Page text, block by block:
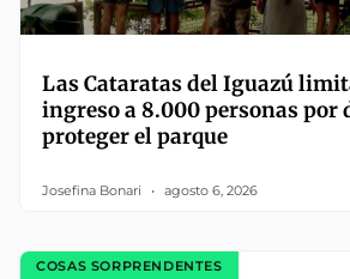
Las Cataratas del Iguazú
ingreso a 8.000 personas por
proteger el parque
Josefina Bonari agosto 6, 2026
COSAS SORPRENDENTES